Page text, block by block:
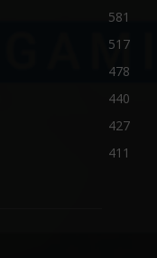
581
517
478
440
427
411